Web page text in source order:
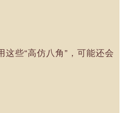
些“高仿八角”，可能还会